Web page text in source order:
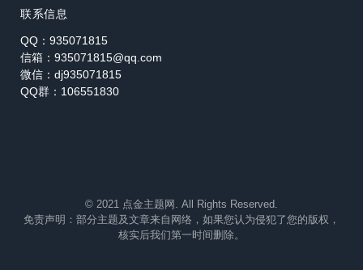
联系信息
QQ：935071815
信箱：935071815@qq.com
微信：dj935071815
QQ群：106551830
© 2021 点金主题网. All Rights Reserved.
免责声明：部分主题及文章来自网络，如果您认为侵犯了您的版权，
核实后我们第一时间删除。